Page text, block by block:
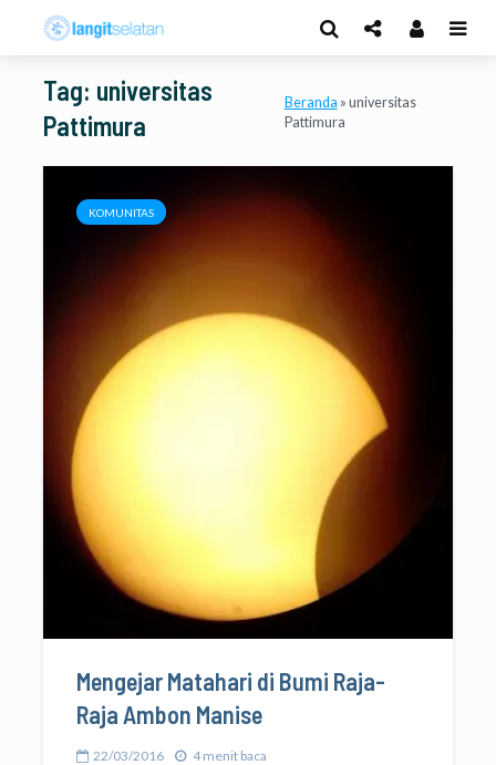
Tag: universitas
Pattimura
Beranda » universitas
Pattimura
KOMUNITAS
Mengejar Matahari di Bumi Raja-
Raja Ambon Manise
22/03/2016 4 menit baca